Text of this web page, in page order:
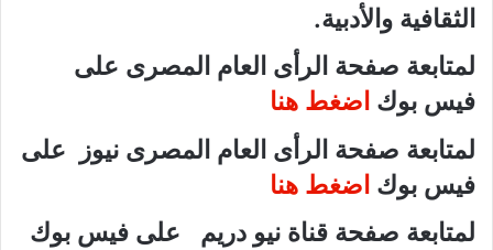
الثقافية والأدبية.
لمتابعة صفحة الرأى العام المصرى على
فيس بوك اضغط هنا
لمتابعة صفحة الرأى العام المصرى نيوز على
فيس بوك اضغط هنا
لمتابعة صفحة قناة نيو دريم على فيس بوك